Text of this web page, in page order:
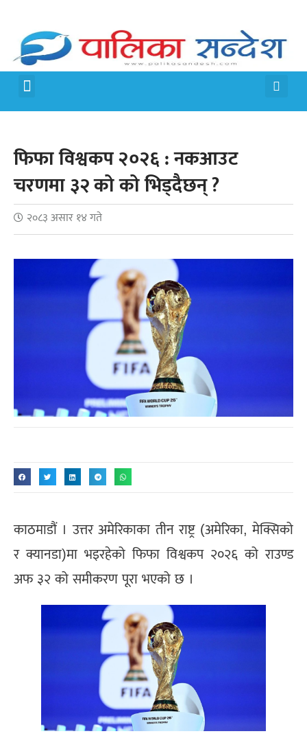
फिफा विश्वकप २०२६ : नकआउट
चरणमा ३२ को को भिड्दैछन् ?
२०८३ असार १४ गते
काठमाडौं । उत्तर अमेरिकाका तीन राष्ट्र (अमेरिका, मेक्सिको
र क्यानडा)मा भइरहेको फिफा विश्वकप २०२६ को राउण्ड
अफ ३२ को समीकरण पूरा भएको छ ।